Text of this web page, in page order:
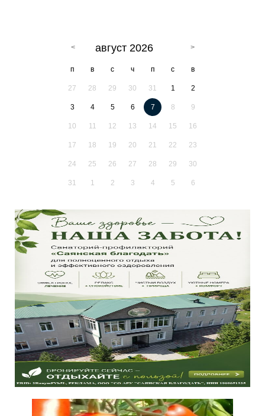
август 2026
п в с ч п с в
27 28 29 30 31 1 2
3 4 5 6 7 8 9
10 11 12 13 14 15 16
17 18 19 20 21 22 23
24 25 26 27 28 29 30
31 1 2 3 4 5 6